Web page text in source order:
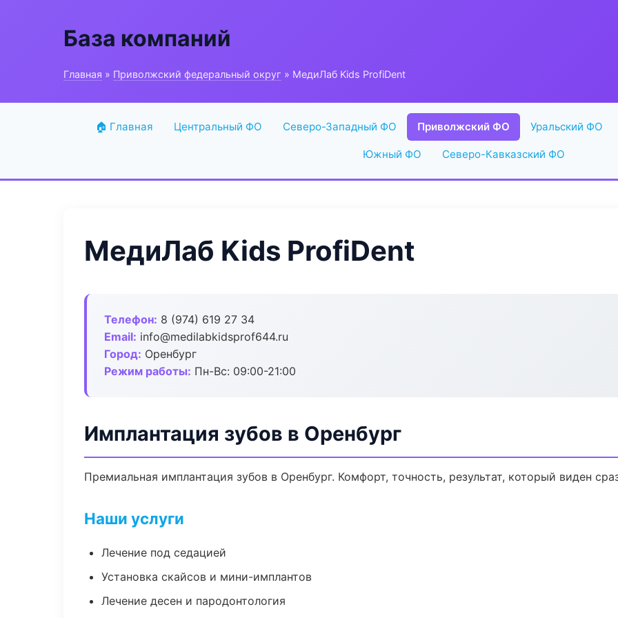
База компаний
Главная » Приволжский федеральный округ » МедиЛаб Kids ProfiDent
🏠 Главная Центральный ФО Северо-Западный ФО Приволжский ФО Уральский ФО
Южный ФО Северо-Кавказский ФО
МедиЛаб Kids ProfiDent
Телефон: 8 (974) 619 27 34
Email: info@medilabkidsprof644.ru
Город: Оренбург
Режим работы: Пн-Вс: 09:00-21:00
Имплантация зубов в Оренбург
Премиальная имплантация зубов в Оренбург. Комфорт, точность, результат, который виден
Наши услуги
Лечение под седацией
Установка скайсов и мини-имплантов
Лечение десен и пародонтология